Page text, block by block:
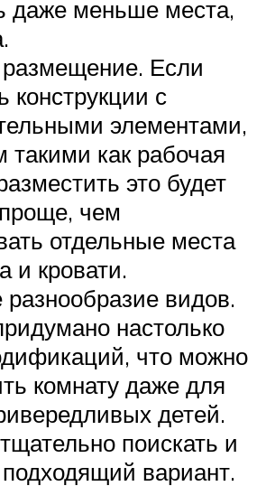
даже меньше места,
Если
конструкции с
элементами,
такими как рабочая
это будет
чем
отдельные места
и кровати.
видов.
настолько
что можно
комнату даже для
детей.
поискать и
вариант.